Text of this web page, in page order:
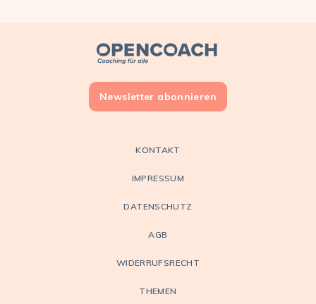
Open Coach
KONTAKT
IMPRESSUM
DATENSCHUTZ
AGB
WIDERRUFSRECHT
THEMEN
Newsletter abonnieren